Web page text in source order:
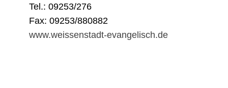
Tel.: 09253/276
Fax: 09253/880882
www.weissenstadt-evangelisch.de